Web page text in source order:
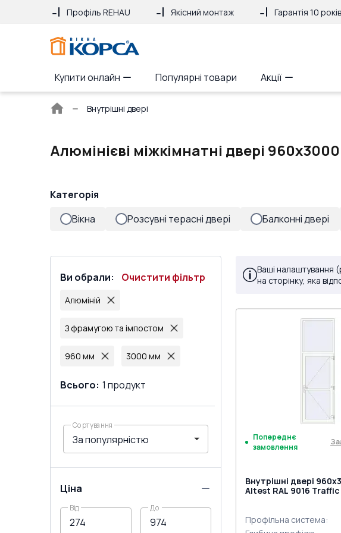
Профіль REHAU Якісний монтаж Гарантія 10 років
Купити онлайн Популярні товари Акції
Головна
Внутрішні двері
Алюмінієві міжкімнатні двері
Категорія
Вікна
Розсувні терасні двері Балконні двері
Ви обрали: Очистити фільтр
Алюміній
З фрамугою та імпостом
960 мм 3000 мм
Всього: 1 продукт
Сортування
Ціна
Від До
Ваші налаштування
на сторінку, яка
Попереднє
замовлення
Внутрішні двері
Altest RAL 9016
Профільна система: